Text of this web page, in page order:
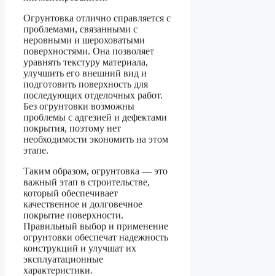
Огрунтовка отлично справляется с
проблемами, связанными с
неровными и шероховатыми
поверхностями. Она позволяет
уравнять текстуру материала,
улучшить его внешний вид и
подготовить поверхность для
последующих отделочных работ.
Без огрунтовки возможны
проблемы с адгезией и дефектами
покрытия, поэтому нет
необходимости экономить на этом
этапе.
Таким образом, огрунтовка — это
важный этап в строительстве,
который обеспечивает
качественное и долговечное
покрытие поверхности.
Правильный выбор и применение
огрунтовки обеспечат надежность
конструкций и улучшат их
эксплуатационные
характеристики.